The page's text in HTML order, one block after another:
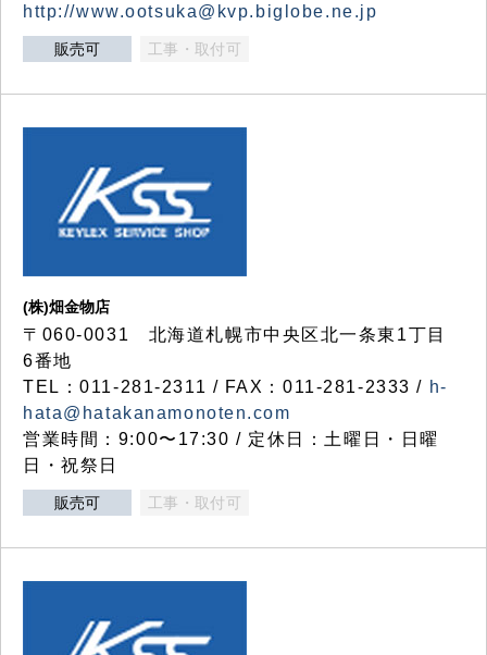
http://www.ootsuka@kvp.biglobe.ne.jp
販売可 工事・取付可
(株)畑金物店
〒060-0031 北海道札幌市中央区北一条東1丁目
6番地
TEL：011-281-2311 / FAX：011-281-2333 / h-
hata@hatakanamonoten.com
営業時間：9:00〜17:30 / 定休日：土曜日・日曜
日・祝祭日
販売可 工事・取付可